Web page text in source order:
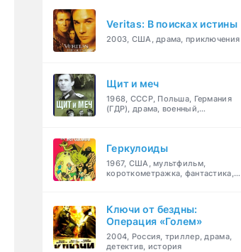
Veritas: В поисках истины
2003, США, драма, приключения
Щит и меч
1968, СССР, Польша, Германия
(ГДР), драма, военный,
Геркулоиды
1967, США, мультфильм,
короткометражка, фантастика,
Ключи от бездны:
Операция «Голем»
2004, Россия, триллер, драма,
детектив, история